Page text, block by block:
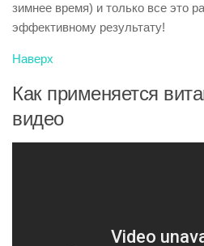
зимнее время) и только все это
эффективному результату!
Наверх
Как применяется
видео